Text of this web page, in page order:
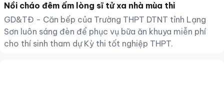
Nồi cháo đêm ấm lòng sĩ tử xa nhà mùa thi
GD&TĐ - Căn bếp của Trường THPT DTNT tỉnh Lạng
Sơn luôn sáng đèn để phục vụ bữa ăn khuya miễn phí
cho thí sinh tham dự Kỳ thi tốt nghiệp THPT.